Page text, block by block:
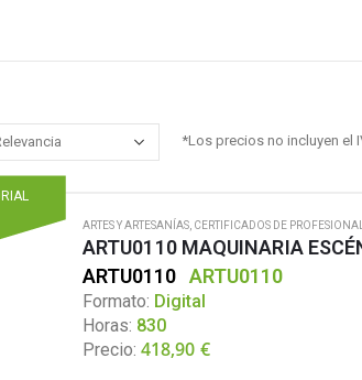
*Los precios no incluyen el
ARTES Y ARTESANÍAS, CERTIFICADOS DE
ARTU0110 MAQUINARIA
ARTU0110 ARTU0110
Formato: Digital
Horas: 830
Precio: 418,90 €